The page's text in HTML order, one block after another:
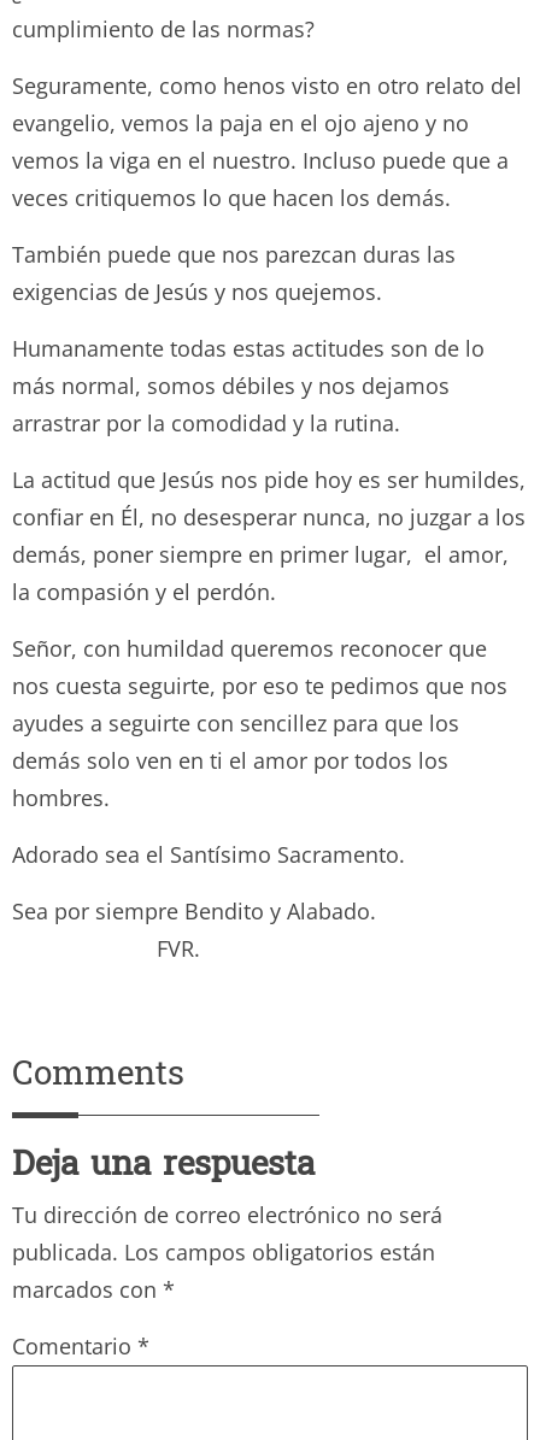
cumplimiento de las normas?
Seguramente, como henos visto en otro relato del
evangelio, vemos la paja en el ojo ajeno y no
vemos la viga en el nuestro. Incluso puede que a
veces critiquemos lo que hacen los demás.
También puede que nos parezcan duras las
exigencias de Jesús y nos quejemos.
Humanamente todas estas actitudes son de lo
más normal, somos débiles y nos dejamos
arrastrar por la comodidad y la rutina.
La actitud que Jesús nos pide hoy es ser humildes,
confiar en Él, no desesperar nunca, no juzgar a los
demás, poner siempre en primer lugar, el amor,
la compasión y el perdón.
Señor, con humildad queremos reconocer que
nos cuesta seguirte, por eso te pedimos que nos
ayudes a seguirte con sencillez para que los
demás solo ven en ti el amor por todos los
hombres.
Adorado sea el Santísimo Sacramento.
Sea por siempre Bendito y Alabado.
FVR.
Comments
Deja una respuesta
Tu dirección de correo electrónico no será
publicada. Los campos obligatorios están
marcados con *
Comentario *